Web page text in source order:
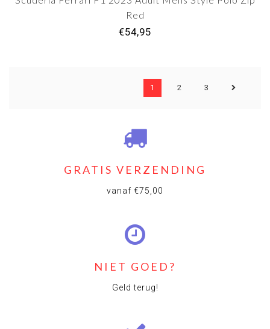
Red
€54,95
1 2 3
GRATIS VERZENDING
vanaf €75,00
NIET GOED?
Geld terug!